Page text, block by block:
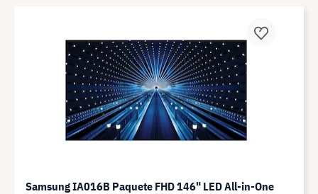
Samsung IA016B Paquete FHD 146" LED All-in-One